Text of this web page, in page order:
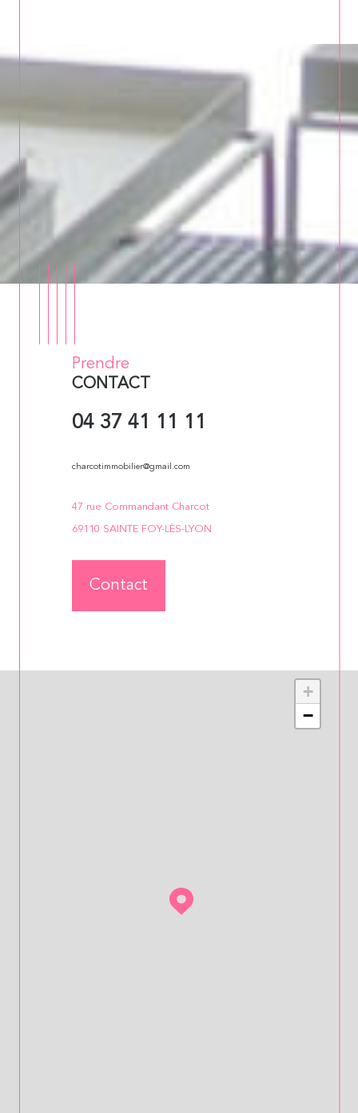
+
−
Prendre
CONTACT
04 37 41 11 11
charcotimmobilier@gmail.com
47 rue Commandant Charcot
69110 SAINTE FOY-LÈS-LYON
Contact